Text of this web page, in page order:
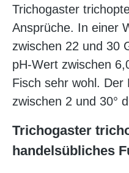
Trichogaster
Ansprüche. In einer
zwischen 22 und 30
pH-Wert zwischen
Fisch sehr wohl. Der
zwischen 2 und 30°
Trichogaster
handelsübliches